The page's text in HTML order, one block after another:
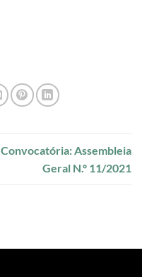
Convocatória: Assembleia
Geral N.º 11/2021